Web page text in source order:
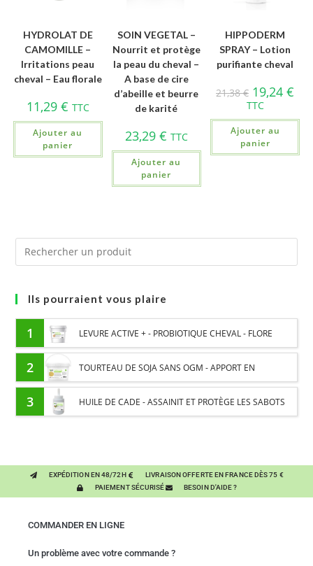
HYDROLAT DE
CAMOMILLE –
Irritations peau
cheval – Eau florale
11,29 € TTC
Ajouter au
panier
SOIN VEGETAL –
Nourrit et protège
la peau du cheval –
A base de cire
d’abeille et beurre
de karité
23,29 € TTC
Ajouter au
panier
HIPPODERM
SPRAY – Lotion
purifiante cheval
21,38€ 19,24€
TTC
Ajouter au
panier
Ils pourraient vous plaire
1 LEVURE ACTIVE + - PROBIOTIQUE CHEVAL - FLORE
INTESTINALE ET DIGESTION
2 TOURTEAU DE SOJA SANS OGM - APPORT EN
PROTÉINES ET SOUTIEN ÉNERGÉTIQUE POUR CHEVAUX
3 HUILE DE CADE - ASSAINIT ET PROTÈGE LES SABOTS
EXPÉDITION EN 48/72H
LIVRAISON OFFERTE EN FRANCE DÈS 75 €
PAIEMENT SÉCURISÉ
BESOIN D'AIDE ?
COMMANDER EN LIGNE
Un problème avec votre commande ?